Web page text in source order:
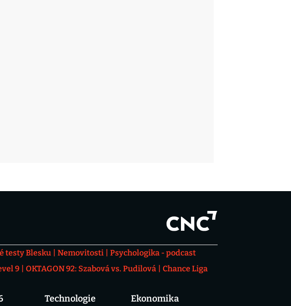
testy Blesku Nemovitosti
Psychologika - podcast
9 OKTAGON 92: Szabová vs. Pudilová
Chance Liga
Technologie Ekonomika